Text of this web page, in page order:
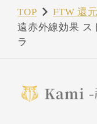
TOP
FTW 還
遠赤外線効果 ス
ラ